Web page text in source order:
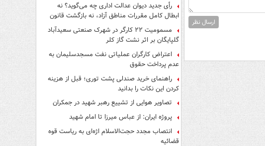
ارسال نظر
رأی جدید دیوان عدالت اداری چه می‌گوید؟ نه
ابطال کامل مقررات مناطق آزاد، نه بازگشت قانون
مسمومیت ۲۲ کارگر در شهرک صنعتی سعیدآباد
گلپایگان بر اثر نشت گاز کلر
اعتراض کارگران عملیاتی نفت مسجدسلیمان به
عدم پرداخت حقوق
راهنمای خرید صندلی پشت توری؛ قبل از هزینه
کردن این نکات را بدانید
تصاویر هوایی از تشییع رهبر شهید در جمکران
پروژه ایران: از عباس میرزا تا امام شهید
انتصاب مجدد حجت‌الاسلام اژه‌ای به ریاست قوه‌
قضائیه